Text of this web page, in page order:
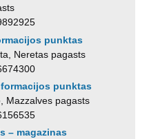
punktas
Neretas pagasts
punktas
Mazzalves pagasts
– magazinas